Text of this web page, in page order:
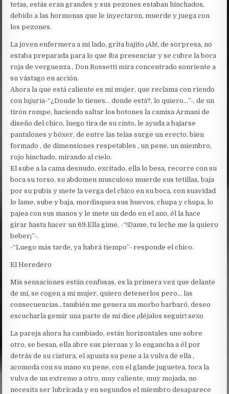
tetas, estás eran grandes y sus pezones estaban hinchados,
debido a las hormonas que le inyectaron, muerde y juega con
los pezones.
La joven enfermera a mi lado, grita bajito ¡Ah!, de sorpresa, no
estaba preparada para lo que iba presenciar y se cubre la boca
roja de verguenza , Don Rossetti mira concentrado sonriente a
su vástago en acción.
Ahora la que está caliente es mi mujer, que reclama con riendo
con lujuria-“¿Donde lo tienes… donde está?, lo quiero…”-, de un
tirón rompe, haciendo saltar los botones la camisa Armani de
diseño del chico, luego tira de su cinto, le ayuda a bajarse
pantalones y bóxer, de entre las telas surge un erecto, bien
formado , de dimensiones respetables , un pene, un miembro,
rojo hinchado, mirando al cielo.
El sube a la cama desnudo, excitado, ella lo besa, recorre con su
boca su torso, su abdomen musculoso muerde sus tetillas, baja
por su pubis y mete la verga del chico en su boca, con suavidad
lo lame, sube y baja, mordisquea sus huevos, chupa y chupa, lo
pajea con sus manos y le mete un dedo en el ano, él la hace
girar hasta hacer un 69.Ella gime, -“!Dame, tu leche me la quiero
beber¡”-.
-“Luego más tarde, ya habrá tiempo”- responde el chico.
El Heredero
Mis sensaciones están confusas, es la primera vez que delante
de mí, se cogen a mi mujer, quiero detenerlos pero… las
consecuencias…también me genera un morbo barbaró, deseo
escucharla gemir una parte de mí dice ¡déjalos seguir!.sexo
La pareja ahora ha cambiado, están horizontales uno sobre
otro, se besan, ella abre sus piernas y lo engancha a él por
detrás de su cintura, el apunta su pene a la vulva de ella ,
acomoda con su mano su pene, con el glande juguetea, toca la
vulva de un extremo a otro, muy caliente, muy mojada, no
necesita ser lubricada y en segundos el miembro desaparece